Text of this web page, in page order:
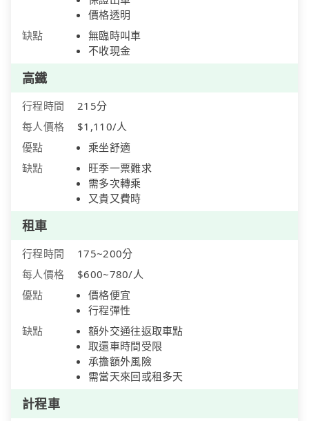
價格透明
缺點
無臨時叫車
不收現金
高鐵
行程時間
215分
每人價格
$1,110/人
優點
乘坐舒適
缺點
旺季一票難求
需多次轉乘
又貴又費時
租車
行程時間
175~200分
每人價格
$600~780/人
優點
價格便宜
行程彈性
缺點
額外交通往返取車點
取還車時間受限
承擔額外風險
需當天來回或租多天
計程車